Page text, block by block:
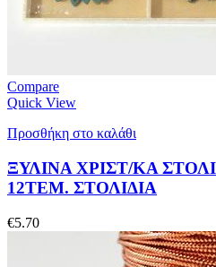
Compare
Quick View
Προσθήκη στο καλάθι
ΞΥΛΙΝΑ ΧΡΙΣΤ/ΚΑ
12ΤΕΜ. ΣΤΟΛΙΔΙΑ
€5.70